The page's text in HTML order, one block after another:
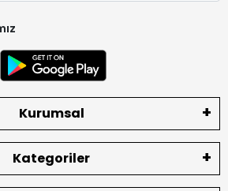
Kurumsal
Kategoriler